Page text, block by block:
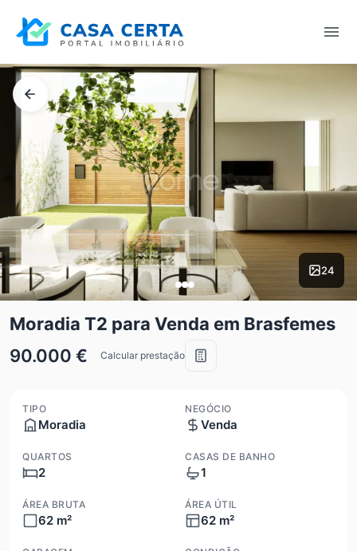
24
Moradia T2 para Venda em Brasfemes
90.000 €
Calcular prestação
TIPO
Moradia
NEGÓCIO
Venda
QUARTOS
2
CASAS DE BANHO
1
ÁREA BRUTA
62 m²
ÁREA ÚTIL
62 m²